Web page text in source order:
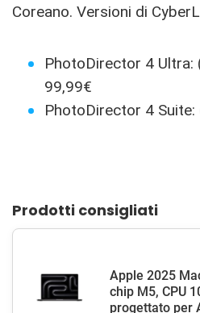
Coreano. Versioni di
PhotoDirector 4 Ultra:
99,99€
PhotoDirector 4
Prodotti consigliati
Apple 2025
chip M5, CPU
progettato per